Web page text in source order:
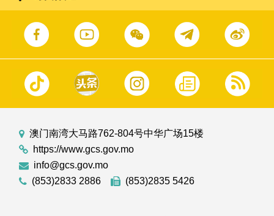
澳门南湾大马路762-804号中华广场15楼
https://www.gcs.gov.mo
info@gcs.gov.mo
(853)2833 2886
(853)2835 5426